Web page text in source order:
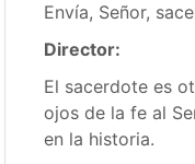
Envía, Señor,
Director:
El sacerdote es
ojos de la fe al
en la historia.